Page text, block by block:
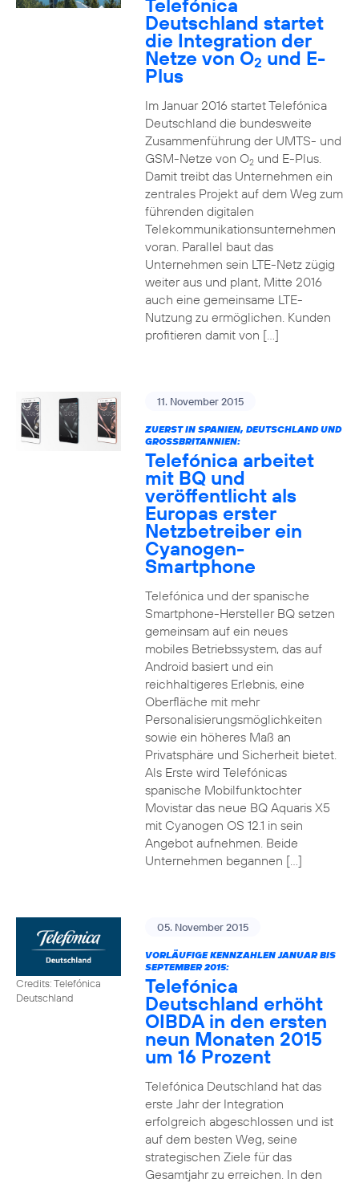
Telefónica
Deutschland startet
die Integration der
Netze von O2 und E-
Plus
Im Januar 2016 startet Telefónica
Deutschland die bundesweite
Zusammenführung der UMTS- und
GSM-Netze von O2und E-Plus.
Damit treibt das Unternehmen ein
zentrales Projekt auf dem Weg zum
führenden digitalen
Telekommunikationsunternehmen
voran. Parallel baut das
Unternehmen sein LTE-Netz zügig
weiter aus und plant, Mitte 2016
auch eine gemeinsame LTE-
Nutzung zu ermöglichen. Kunden
profitieren damit von […]
11. November 2015
ZUERST IN SPANIEN, DEUTSCHLAND UND
GROSSBRITANNIEN:
Telefónica arbeitet
mit BQ und
veröffentlicht als
Europas erster
Netzbetreiber ein
Cyanogen-
Smartphone
Telefónica und der spanische
Smartphone-Hersteller BQ setzen
gemeinsam auf ein neues
mobiles Betriebssystem, das auf
Android basiert und ein
reichhaltigeres Erlebnis, eine
Oberfläche mit mehr
Personalisierungsmöglichkeiten
sowie ein höheres Maß an
Privatsphäre und Sicherheit bietet.
Als Erste wird Telefónicas
spanische Mobilfunktochter
Movistar das neue BQ Aquaris X5
mit Cyanogen OS 12.1 in sein
Angebot aufnehmen. Beide
Unternehmen begannen […]
Credits: Telefónica
Deutschland
05. November 2015
VORLÄUFIGE KENNZAHLEN JANUAR BIS
SEPTEMBER 2015:
Telefónica
Deutschland erhöht
OIBDA in den ersten
neun Monaten 2015
um 16 Prozent
Telefónica Deutschland hat das
erste Jahr der Integration
erfolgreich abgeschlossen und ist
auf dem besten Weg, seine
strategischen Ziele für das
Gesamtjahr zu erreichen. In den